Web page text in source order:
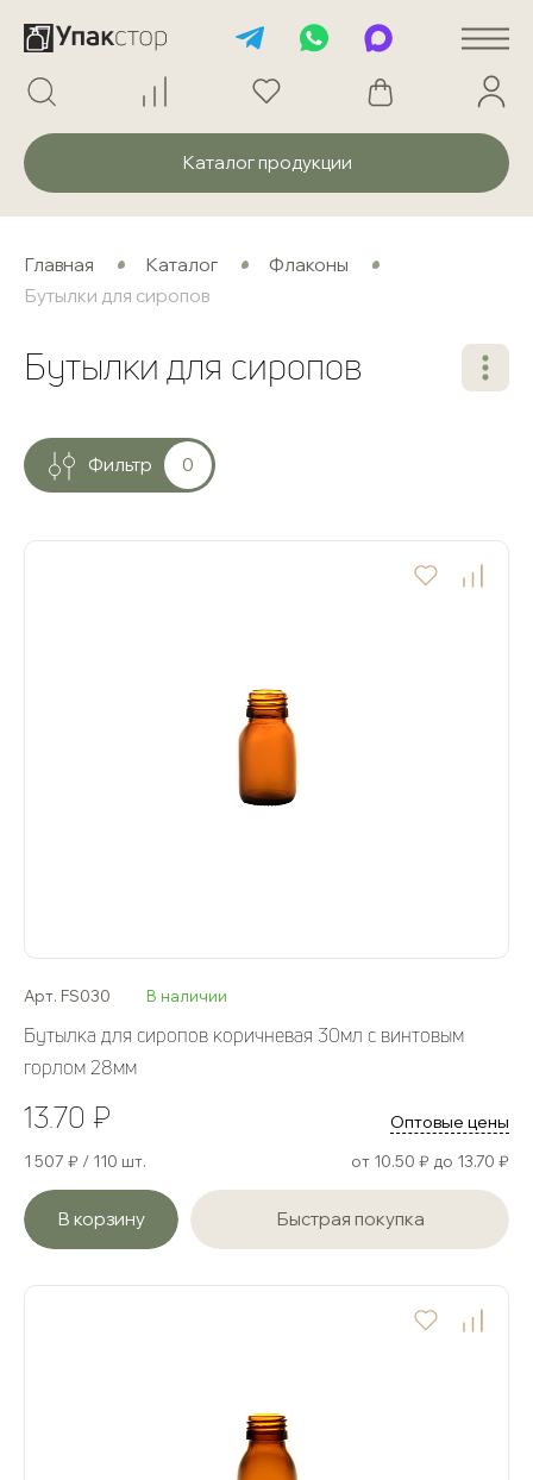
Каталог продукции
Главная Каталог
Флаконы
Бутылки для сиропов
Бутылки для сиропов
Фильтр 0
Арт. FS030 В наличии
Бутылка для сиропов коричневая 30мл с винтовым
горлом 28мм
13.70 ₽ Оптовые цены
1 507 ₽ / 110 шт. от 10.50 ₽ до 13.70 ₽
В корзину Быстрая покупка